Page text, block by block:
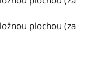
plochou (za